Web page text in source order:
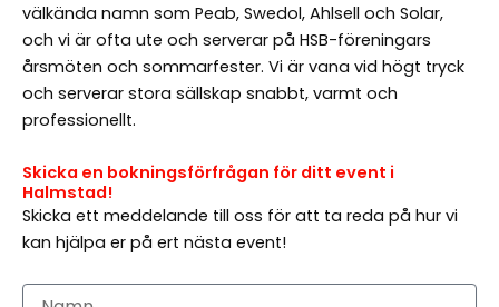
välkända namn som Peab, Swedol, Ahlsell och Solar,
och vi är ofta ute och serverar på HSB-föreningars
årsmöten och sommarfester. Vi är vana vid högt tryck
och serverar stora sällskap snabbt, varmt och
professionellt.
Skicka en bokningsförfrågan för ditt event i
Halmstad!
Skicka ett meddelande till oss för att ta reda på hur vi
kan hjälpa er på ert nästa event!
Namn